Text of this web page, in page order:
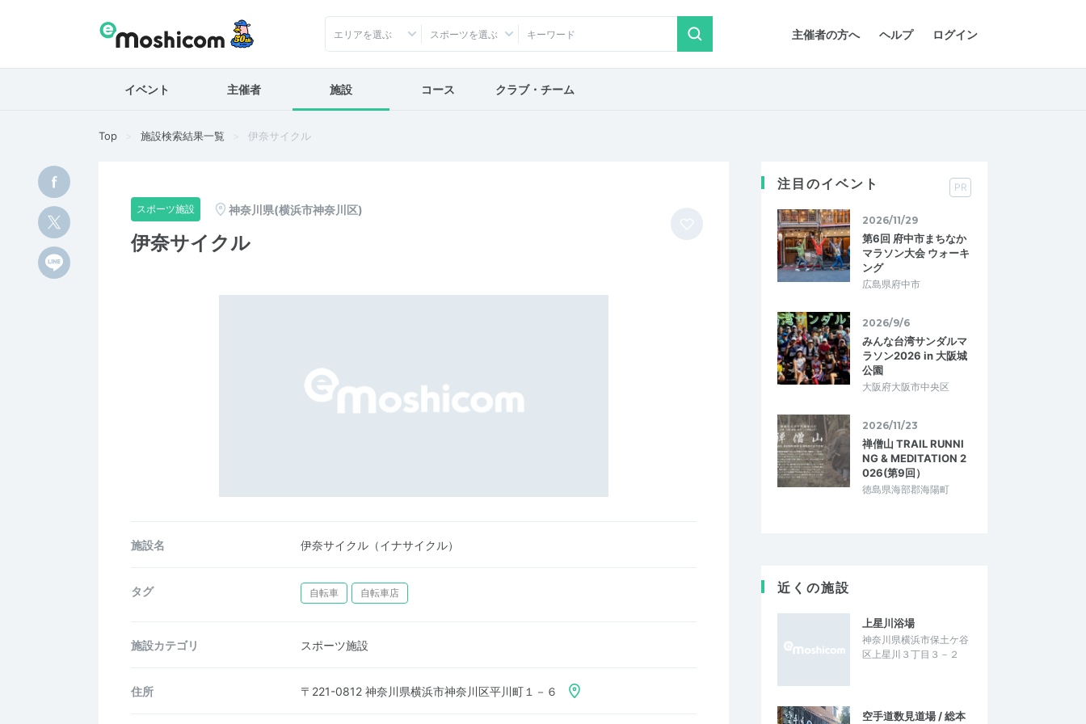
主催者の方へ ヘルプ ログイン
エリアを選ぶ スポーツを選ぶ
イベント 主催者 施設 コース クラブ・チーム
Top 施設検索結果一覧 伊奈サイクル
スポーツ施設 神奈川県(横浜市神奈川区)
伊奈サイクル
施設名 伊奈サイクル（イナサイクル）
タグ 自転車 自転車店
施設カテゴリ スポーツ施設
住所 〒221-0812 神奈川県横浜市神奈川区平川町１－６
注目のイベント PR
2026/11/29
第6回 府中市まちなか
マラソン大会 ウォーキ
ング
広島県府中市
2026/9/6
みんな台湾サンダルマ
ラソン2026 in 大阪城
公園
大阪府大阪市中央区
2026/11/23
禅僧山 TRAIL RUNNI
NG & MEDITATION 2
026(第9回）
徳島県海部郡海陽町
近くの施設
上星川浴場
神奈川県横浜市保土ケ谷
区上星川３丁目３－２
空手道数見道場 / 総本